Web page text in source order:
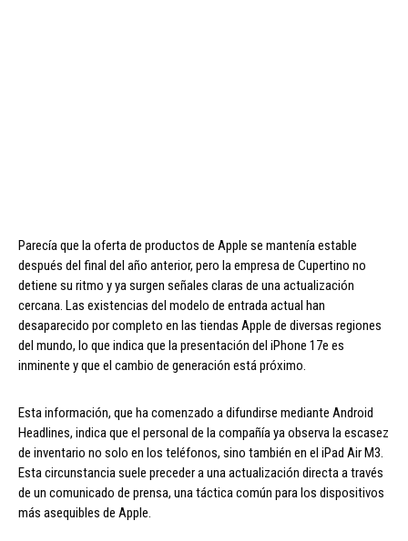
Parecía que la oferta de productos de Apple se mantenía estable
después del final del año anterior, pero la empresa de Cupertino no
detiene su ritmo y ya surgen señales claras de una actualización
cercana. Las existencias del modelo de entrada actual han
desaparecido por completo en las tiendas Apple de diversas regiones
del mundo, lo que indica que la presentación del iPhone 17e es
inminente y que el cambio de generación está próximo.
Esta información, que ha comenzado a difundirse mediante Android
Headlines, indica que el personal de la compañía ya observa la escasez
de inventario no solo en los teléfonos, sino también en el iPad Air M3.
Esta circunstancia suele preceder a una actualización directa a través
de un comunicado de prensa, una táctica común para los dispositivos
más asequibles de Apple.